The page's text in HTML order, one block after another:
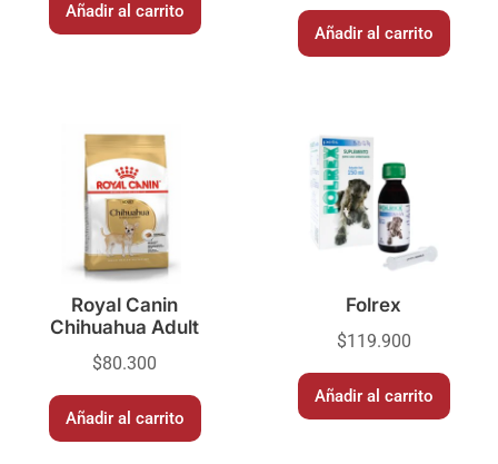
Añadir al carrito
Añadir al carrito
Royal Canin
Chihuahua Adult
$80.300
Añadir al carrito
Folrex
$119.900
Añadir al carrito